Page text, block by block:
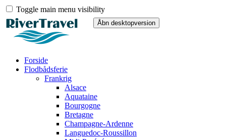
Toggle main menu visibility
Forside
Flodbådsferie
Frankrig
Alsace
Aquataine
Bourgogne
Bretagne
Champagne-Ardenne
Languedoc-Roussillon